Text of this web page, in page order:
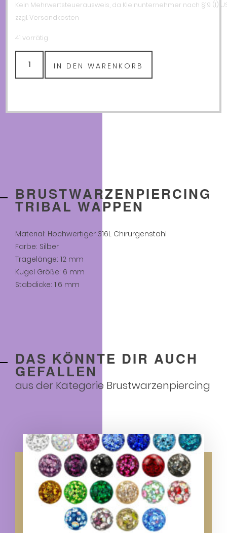
Kein Mehrwertsteuerausweis, da Kleinunternehmer nach §19 (1)
zzgl. Versandkosten
41 vorrätig
Tribal
Wappen
IN DEN WARENKORB
BRUSTWARZENPIERCING
TRIBAL WAPPEN
Material: Hochwertiger 316L Chirurgenstahl
Farbe: Silber
Tragelänge: 12 mm
Kugel Größe: 6 mm
Stabdicke: 1,6 mm
DAS KÖNNTE DIR AUCH
GEFALLEN
aus der Kategorie Brustwarzenpiercing